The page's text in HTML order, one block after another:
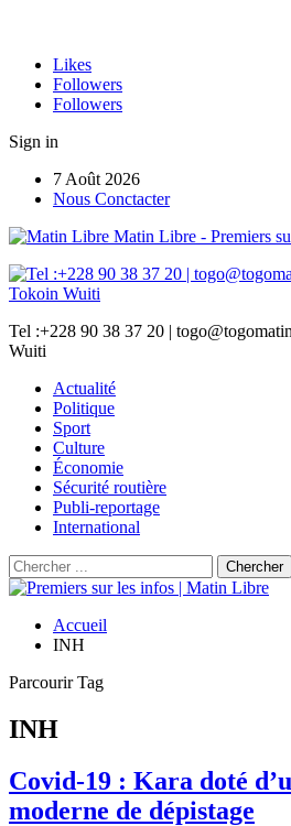
Likes
Followers
Followers
Sign in
7 Août 2026
Nous Conctacter
Matin Libre - Premiers
Tel :+228 90 38 37 20 |
Wuiti
Actualité
Politique
Sport
Culture
Économie
Sécurité routière
Publi-reportage
International
Accueil
INH
Parcourir Tag
INH
Covid-19 : Kara doté
moderne de dépistage